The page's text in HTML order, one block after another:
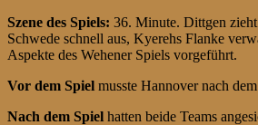
Szene des Spiels: 36. Minute. Dittgen
Schwede schnell aus, Kyerehs Flanke
Aspekte des Wehener Spiels vorgeführt.
Vor dem Spiel musste Hannover nach
Nach dem Spiel hatten beide Teams